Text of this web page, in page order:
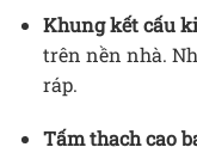
Khung kết cấu
trên nền nhà.
ráp.
Tấm thạch cao